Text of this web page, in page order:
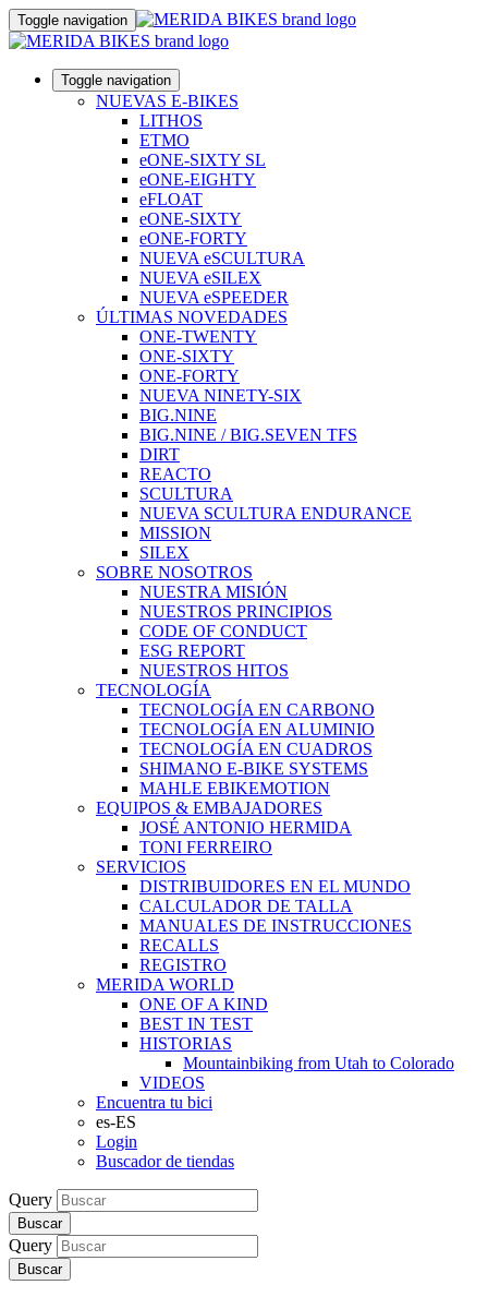
Toggle navigation
Toggle navigation
NUEVAS E-BIKES
LITHOS
ETMO
eONE-SIXTY SL
eONE-EIGHTY
eFLOAT
eONE-SIXTY
eONE-FORTY
NUEVA eSCULTURA
NUEVA eSILEX
NUEVA eSPEEDER
ÚLTIMAS NOVEDADES
ONE-TWENTY
ONE-SIXTY
ONE-FORTY
NUEVA NINETY-SIX
BIG.NINE
BIG.NINE / BIG.SEVEN TFS
DIRT
REACTO
SCULTURA
NUEVA SCULTURA ENDURANCE
MISSION
SILEX
SOBRE NOSOTROS
NUESTRA MISIÓN
NUESTROS PRINCIPIOS
CODE OF CONDUCT
ESG REPORT
NUESTROS HITOS
TECNOLOGÍA
TECNOLOGÍA EN CARBONO
TECNOLOGÍA EN ALUMINIO
TECNOLOGÍA EN CUADROS
SHIMANO E-BIKE SYSTEMS
MAHLE EBIKEMOTION
EQUIPOS & EMBAJADORES
JOSÉ ANTONIO HERMIDA
TONI FERREIRO
SERVICIOS
DISTRIBUIDORES EN EL MUNDO
CALCULADOR DE TALLA
MANUALES DE INSTRUCCIONES
RECALLS
REGISTRO
MERIDA WORLD
ONE OF A KIND
BEST IN TEST
HISTORIAS
Mountainbiking from Utah to Colorado
VIDEOS
Encuentra tu bici
es-ES
Login
Buscador de tiendas
Query
Buscar
Query
Buscar